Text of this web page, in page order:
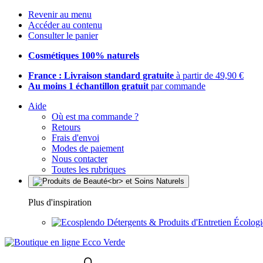
Revenir au menu
Accéder au contenu
Consulter le panier
Cosmétiques 100% naturels
France : Livraison standard gratuite à partir de 49,90 €
Au moins 1 échantillon gratuit par commande
Aide
Où est ma commande ?
Retours
Frais d'envoi
Modes de paiement
Nous contacter
Toutes les rubriques
Plus d'inspiration
Détergents & Produits d'Entretien